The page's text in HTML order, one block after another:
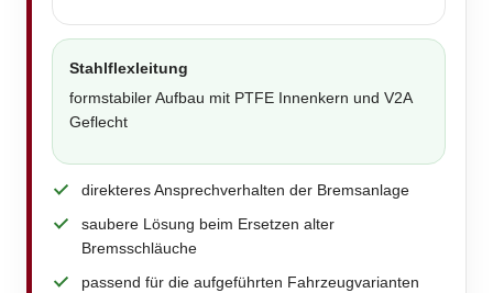
Stahlflexleitung
formstabiler Aufbau mit PTFE Innenkern und V2A
Geflecht
direkteres Ansprechverhalten der Bremsanlage
saubere Lösung beim Ersetzen alter
Bremsschläuche
passend für die aufgeführten Fahrzeugvarianten